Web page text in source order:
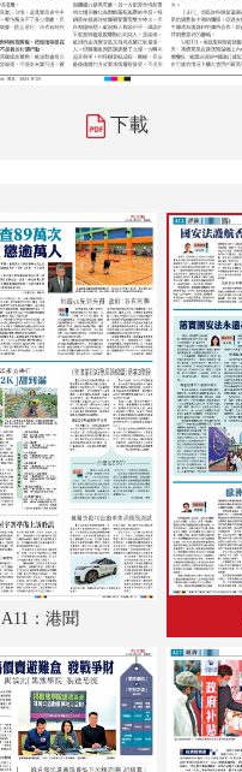
下載
A11：港聞